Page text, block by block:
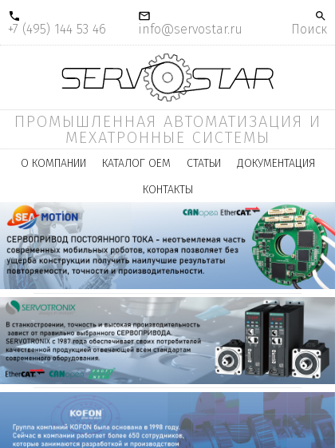
+7 (495) 144 53 46 info@servostar.ru Поиск
ПРОМЫШЛЕННАЯ АВТОМАТИЗАЦИЯ И
МЕХАТРОННЫЕ СИСТЕМЫ
О КОМПАНИИ СТАТЬИ ДОКУМЕНТАЦИЯ
КАТАЛОГ ОЕМ
КОНТАКТЫ